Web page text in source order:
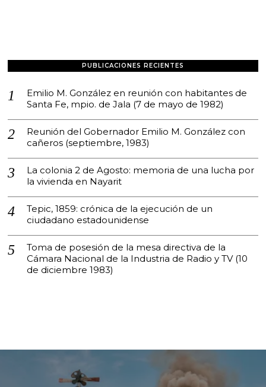
PUBLICACIONES RECIENTES
Emilio M. González en reunión con habitantes de
Santa Fe, mpio. de Jala (7 de mayo de 1982)
Reunión del Gobernador Emilio M. González con
cañeros (septiembre, 1983)
La colonia 2 de Agosto: memoria de una lucha por
la vivienda en Nayarit
Tepic, 1859: crónica de la ejecución de un
ciudadano estadounidense
Toma de posesión de la mesa directiva de la
Cámara Nacional de la Industria de Radio y TV (10
de diciembre 1983)